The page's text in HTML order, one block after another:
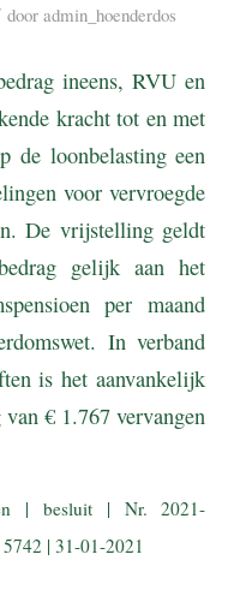
dooradmin_hoenderdos
ineens, RVU en
kracht tot en met
de loonbelasting een
voor vervroegde
De vrijstelling geldt
gelijk aan het
per maand
In verband
is het aanvankelijk
€ 1.767 vervangen
| besluit | Nr. 2021-
| 31-01-2021